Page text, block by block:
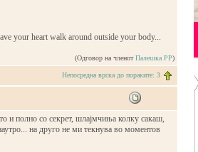
your heart walk around outside your body...
(Одговор на членотПалешка РР)
Непосредна врска до пораките: 3
и полно со секрет, шлајмчиња колку сакаш,
на друго не ми текнува во моментов